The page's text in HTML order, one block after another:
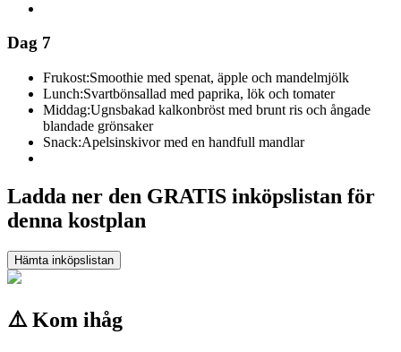
Dag 7
Frukost:Smoothie med spenat, äpple och mandelmjölk
Lunch:Svartbönsallad med paprika, lök och tomater
Middag:Ugnsbakad kalkonbröst med brunt ris och ångade
blandade grönsaker
Snack:Apelsinskivor med en handfull mandlar
Ladda ner den GRATIS inköpslistan för
denna kostplan
Hämta inköpslistan
⚠️ Kom ihåg